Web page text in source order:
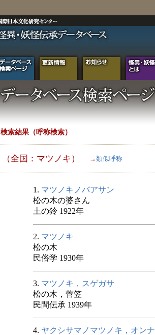
検索結果（呼称検索）
（全国：マツノキ） →類似呼称
1. マツノキノバアサン
松の木の婆さん
土の鈴 1922年
2. マツノキ
松の木
民俗学 1930年
3. マツノキ，スゲガサ
松の木，菅笠
民間伝承 1939年
4. ヤクシサマノマツノキ，オンナ